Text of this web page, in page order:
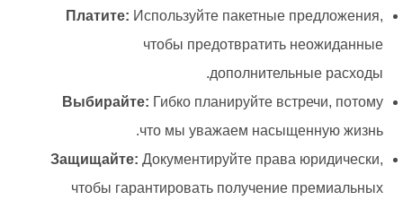
Платите: Используйте пакетные предложения,
чтобы предотвратить неожиданные
дополнительные расходы.
Выбирайте: Гибко планируйте встречи, потому
что мы уважаем насыщенную жизнь.
Защищайте: Документируйте права юридически,
чтобы гарантировать получение премиальных